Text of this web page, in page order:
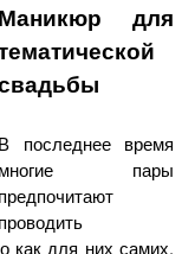
Маникюр для
В последнее время
многие пары
предпочитают
проводить
как для них самих,